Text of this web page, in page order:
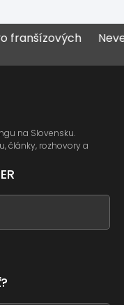
Never
na Slovensku.
články, rozhovory a